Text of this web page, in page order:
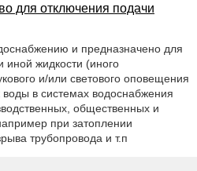
для отключения подачи
и предназначено для
иной жидкости (иного
и/или светового оповещения
воды в системах водоснабжения
общественных и
при затоплении
трубопровода и т.п